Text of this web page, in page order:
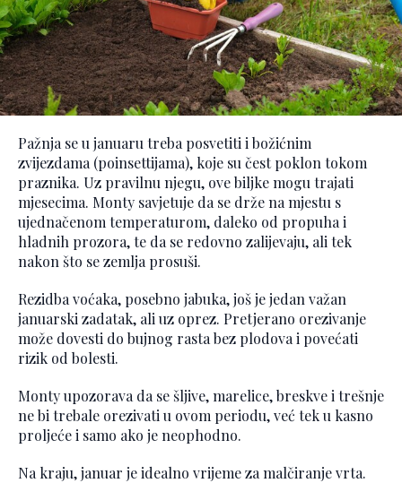
Pažnja se u januaru treba posvetiti i božićnim
zvijezdama (poinsettijama), koje su čest poklon tokom
praznika. Uz pravilnu njegu, ove biljke mogu trajati
mjesecima. Monty savjetuje da se drže na mjestu s
ujednačenom temperaturom, daleko od propuha i
hladnih prozora, te da se redovno zalijevaju, ali tek
nakon što se zemlja prosuši.
Rezidba voćaka, posebno jabuka, još je jedan važan
januarski zadatak, ali uz oprez. Pretjerano orezivanje
može dovesti do bujnog rasta bez plodova i povećati
rizik od bolesti.
Monty upozorava da se šljive, marelice, breskve i trešnje
ne bi trebale orezivati u ovom periodu, već tek u kasno
proljeće i samo ako je neophodno.
Na kraju, januar je idealno vrijeme za malčiranje vrta.